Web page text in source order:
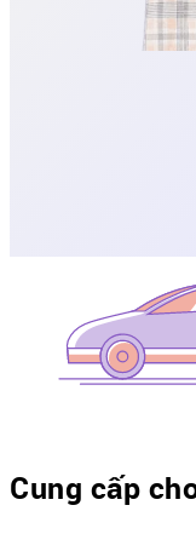
Cung cấp